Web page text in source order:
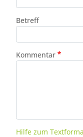
Betreff
Kommentar
Hilfe zum